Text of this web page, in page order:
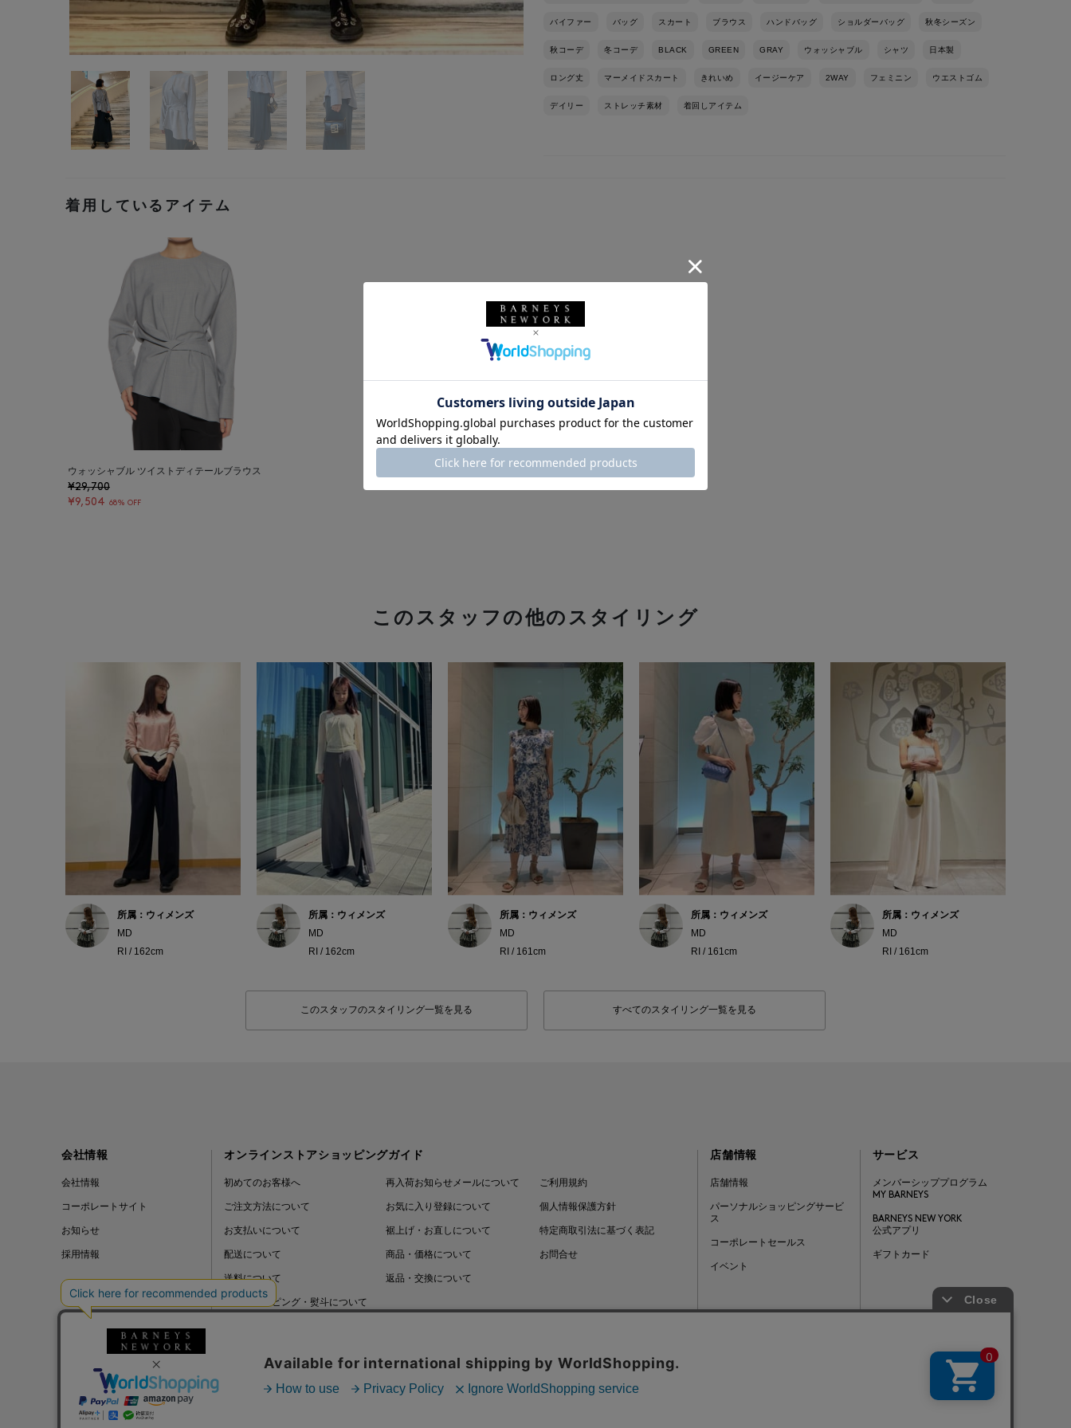
バイファー バッグ スカート ブラウス ハンドバッグ ショルダーバッグ 秋冬シーズン
秋コーデ 冬コーデ BLACK GREEN GRAY ウォッシャブル シャツ 日本製
ロング丈 マーメイドスカート きれいめ イージーケア 2WAY フェミニン ウエストゴム
デイリー ストレッチ素材 着回しアイテム
着用しているアイテム
ウォッシャブル ツイストディテールブラウス
¥29,700
¥9,504 68% OFF
このスタッフの他のスタイリング
所属：ウィメンズ
MD
RI / 162cm
所属：ウィメンズ
MD
RI / 162cm
所属：ウィメンズ
MD
RI / 161cm
所属：ウィメンズ
MD
RI / 161cm
所属：ウィメンズ
MD
RI / 161cm
このスタッフのスタイリング一覧を見る すべてのスタイリング一覧を見る
会社情報
会社情報
コーポレートサイト
お知らせ
採用情報
オンラインストアショッピングガイド
初めてのお客様へ
ご注文方法について
お支払いについて
配送について
送料について
ギフトラッピング・熨斗について
再入荷お知らせメールについて
お気に入り登録について
裾上げ・お直しについて
商品・価格について
返品・交換について
ご利用規約
個人情報保護方針
特定商取引法に基づく表記
お問合せ
店舗情報
店舗情報
パーソナルショッピングサービ
ス
コーポレートセールス
イベント
サービス
メンバーシッププログラム
MY BARNEYS
BARNEYS NEW YORK
公式アプリ
ギフトカード